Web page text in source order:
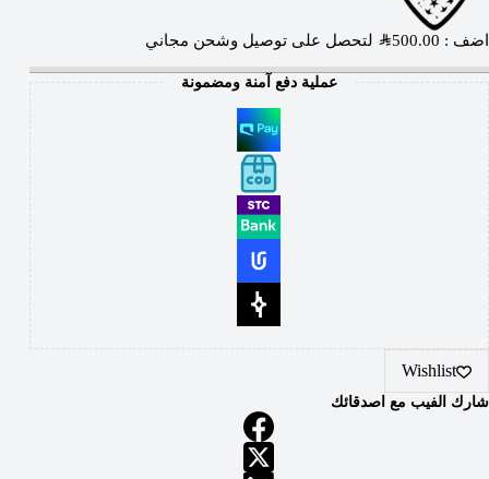
اضف : SAR500.00 لتحصل على توصيل وشحن مجاني
عملية دفع آمنة ومضمونة
Wishlist
شارك الفيب مع اصدقائك